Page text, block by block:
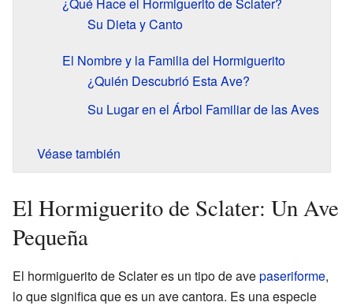
Su Dieta y Canto
El Nombre y la Familia del Hormiguerito
¿Quién Descubrió Esta Ave?
Su Lugar en el Árbol Familiar de las Aves
Véase también
El Hormiguerito de Sclater: Un Ave
Pequeña
El hormiguerito de Sclater es un tipo de avepaseriforme,
lo que significa que es un ave cantora. Es una especie